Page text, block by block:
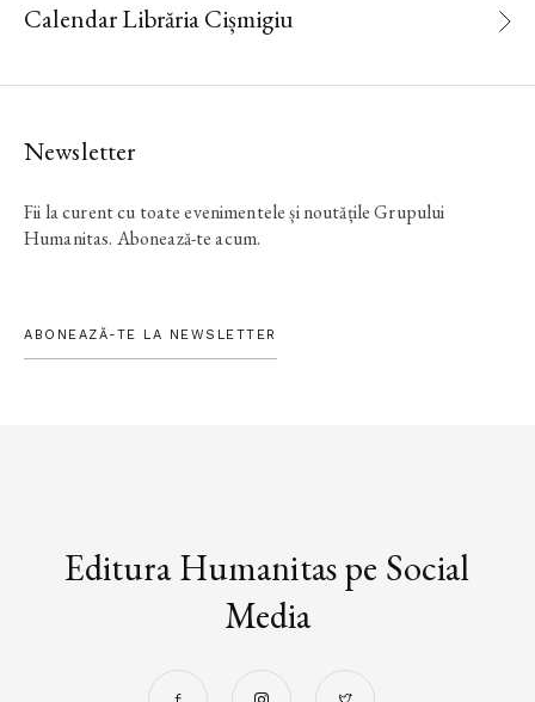
Calendar Librăria Cișmigiu
Newsletter
Fii la curent cu toate evenimentele și noutățile Grupului
Humanitas. Abonează-te acum.
ABONEAZĂ-TE LA NEWSLETTER
Editura Humanitas pe Social
Media